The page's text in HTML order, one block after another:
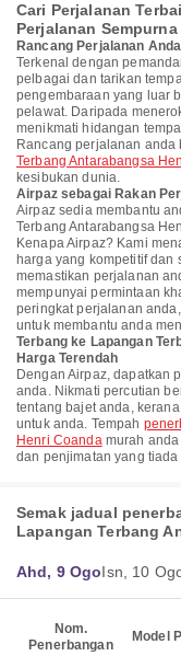
Cari Perjalanan
Perjalanan Sempurna
Rancang Perjalanan
Terkenal dengan
pelbagai dan tarikan
pengembaraan yang luar
pelawat. Daripada
menikmati hidangan
Rancang perjalanan anda
Terbang Antarabangsa
kesibukan dunia.
Airpaz sebagai Rakan
Airpaz sedia membantu
Terbang Antarabangsa
Kenapa Airpaz? Kami
harga yang kompetitif
memastikan perjalanan
mempunyai permintaan
peringkat perjalanan
untuk membantu anda
Terbang ke Lapangan
Harga Terendah
Dengan Airpaz, dapatkan
anda. Nikmati percutian
tentang bajet anda,
untuk anda. Tempah
Henri Coandamurah anda
dan penjimatan yang
Semak jadual
Lapangan Terbang
Ahd, 9 OgoIsn, 10
Nom.
Penerbangan
Model